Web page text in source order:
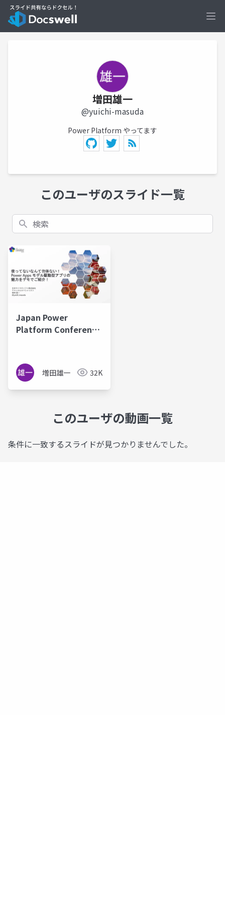
増田雄一
@yuichi-masuda
Power Platform やってます
このユーザのスライド一覧
検索
Japan Power
Platform Conference
モデル駆動型アプリの
魅力をデモでご紹介！
増田雄一 32K
このユーザの動画一覧
条件に一致するスライドが見つかりませんでした。